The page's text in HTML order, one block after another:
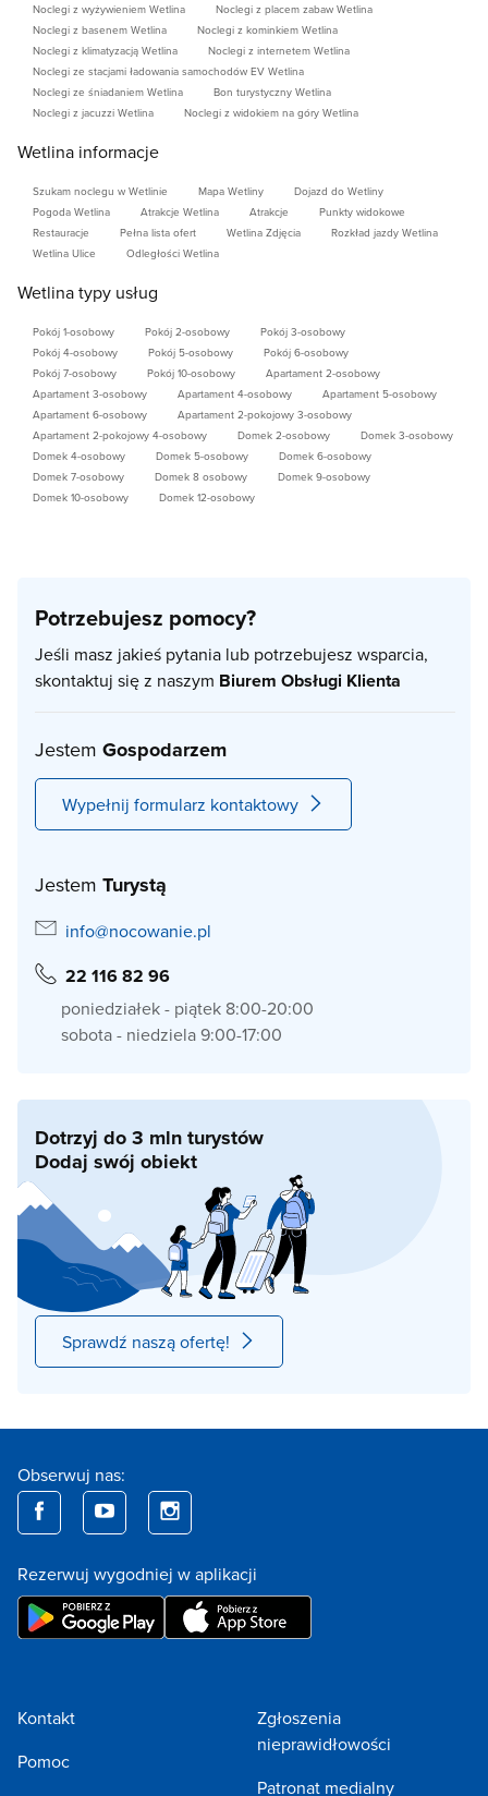
Noclegi z wyżywieniem Wetlina
Noclegi z placem zabaw Wetlina
Noclegi z basenem Wetlina
Noclegi z kominkiem Wetlina
Noclegi z klimatyzacją Wetlina
Noclegi z internetem Wetlina
Noclegi ze stacjami ładowania samochodów EV Wetlina
Noclegi ze śniadaniem Wetlina
Bon turystyczny Wetlina
Noclegi z jacuzzi Wetlina
Noclegi z widokiem na góry Wetlina
Wetlina informacje
Szukam noclegu w Wetlinie Mapa Wetliny
Dojazd do Wetliny
Pogoda Wetlina
Atrakcje Wetlina Atrakcje
Punkty widokowe
Restauracje
Pełna lista ofert Wetlina Zdjęcia
Rozkład jazdy Wetlina
Wetlina Ulice
Odległości Wetlina
Wetlina typy usług
Pokój 1-osobowy Pokój 2-osobowy
Pokój 3-osobowy
Pokój 4-osobowy
Pokój 5-osobowy
Pokój 6-osobowy
Pokój 7-osobowy
Pokój 10-osobowy
Apartament 2-osobowy
Apartament 3-osobowy
Apartament 4-osobowy
Apartament 5-osobowy
Apartament 6-osobowy
Apartament 2-pokojowy 3-osobowy
Apartament 2-pokojowy 4-osobowy
Domek 2-osobowy
Domek 3-osobowy
Domek 4-osobowy
Domek 5-osobowy
Domek 6-osobowy
Domek 7-osobowy
Domek 8 osobowy
Domek 9-osobowy
Domek 10-osobowy
Domek 12-osobowy
Potrzebujesz pomocy?
Jeśli masz jakieś pytania lub potrzebujesz wsparcia,
skontaktuj się z naszym Biurem Obsługi Klienta
Jestem Gospodarzem
Wypełnij formularz kontaktowy
Jestem Turystą
info@nocowanie.pl
22 116 82 96
poniedziałek - piątek 8:00-20:00
sobota - niedziela 9:00-17:00
Dotrzyj do 3 mln turystów
Dodaj swój obiekt
Sprawdź naszą ofertę!
Obserwuj nas:
Rezerwuj wygodniej w aplikacji
Kontakt
Pomoc
Zgłoszenia
nieprawidłowości
Patronat medialny